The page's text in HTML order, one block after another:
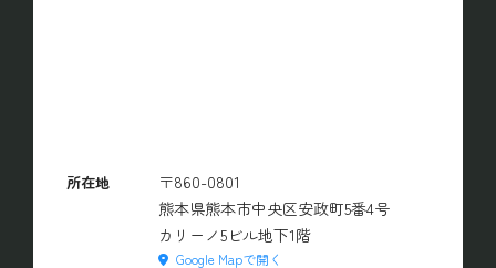
所在地
〒860-0801
熊本県熊本市中央区安政町5番4号
カリーノ5ビル地下1階
Google Mapで開く